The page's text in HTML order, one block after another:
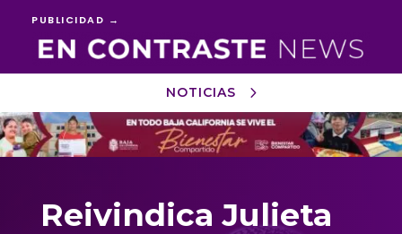
PUBLICIDAD →
NOTICIAS
Reproductor
de
vídeo
Reivindica Julieta